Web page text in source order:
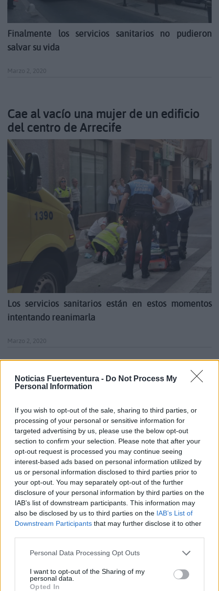
Noticias Fuerteventura - Do Not Process My
Personal Information
If you wish to opt-out of the sale, sharing to third parties, or
processing of your personal or sensitive information for
targeted advertising by us, please use the below opt-out
section to confirm your selection. Please note that after your
opt-out request is processed you may continue seeing
interest-based ads based on personal information utilized by
us or personal information disclosed to third parties prior to
your opt-out. You may separately opt-out of the further
disclosure of your personal information by third parties on the
IAB’s list of downstream participants. This information may
also be disclosed by us to third parties on the IAB’s List of
Downstream Participants that may further disclose it to other
Personal Data Processing Opt Outs
I want to opt-out of the Sharing of my
personal data.
Opted In
Finalmente los servicios sanitarios no pudieron
salvar su vida
Marzo 2, 2020
Cae al vacío una mujer de un edificio
del centro de Arrecife
Los servicios sanitarios están en estos momentos
intentando reanimarla
Marzo 2, 2020
Arrestados in fraganti robando en El
puerta de una vivienda en El Charco
Febrero 28, 2020